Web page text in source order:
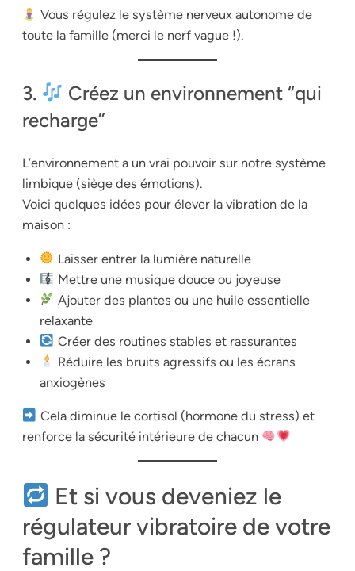
Vous régulez le système nerveux autonome de
toute la famille (merci le nerf vague !).
3.
Créez un environnement “qui
recharge”
L’environnement a un vrai pouvoir sur notre système
limbique (siège des émotions).
Voici quelques idées pour élever la vibration de la
maison :
Laisser entrer la lumière naturelle
Mettre une musique douce ou joyeuse
Ajouter des plantes ou une huile essentielle
relaxante
Créer des routines stables et rassurantes
Réduire les bruits agressifs ou les écrans
anxiogènes
Cela diminue le cortisol (hormone du stress) et
renforce la sécurité intérieure de chacun
Et si vous deveniez le
régulateur vibratoire de votre
famille ?